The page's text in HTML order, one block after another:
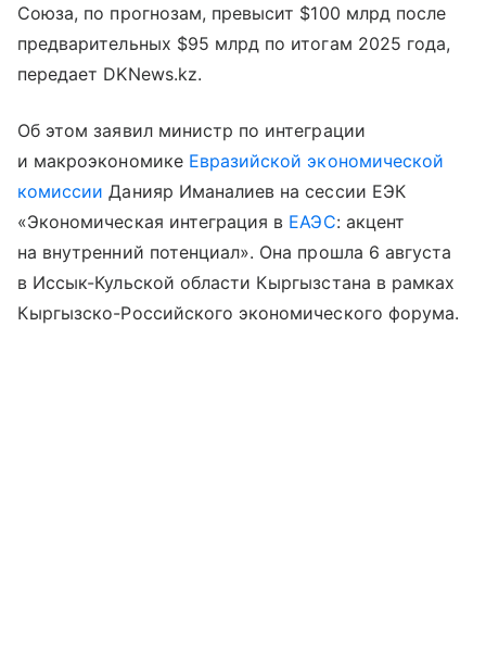
Союза, по прогнозам, превысит $100 млрд после
предварительных $95 млрд по итогам 2025 года,
передает DKNews.kz.
Об этом заявил министр по интеграции
и макроэкономике Евразийской экономической
комиссии Данияр Иманалиев на сессии ЕЭК
«Экономическая интеграция в ЕАЭС: акцент
на внутренний потенциал». Она прошла 6 августа
в Иссык-Кульской области Кыргызстана в рамках
Кыргызско-Российского экономического форума.